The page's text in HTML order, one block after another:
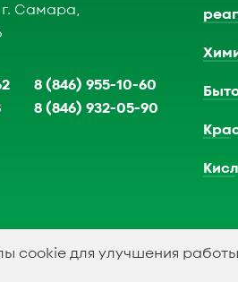
г. Самара,
8 (846) 955-10-60
8 (846) 932-05-90
cookie для улучшения